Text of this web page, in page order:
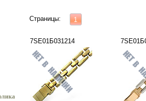
Страницы: 1
7SE01Б031214